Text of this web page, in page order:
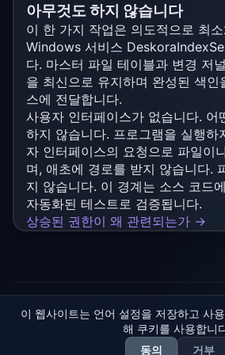
이 웹사이트는 언어 설정을 저장하고 사
해 쿠키를 사용합니
동의 거부
아무것도 하지 않습니다
이 한 가지 작업은 의도적으로 최
Windows 서비스
다. 마스터 파일 테이블과 변경 저
을 최신으로 유지하며 완성된 색인
스에 전달합니다.
사용자 인터페이스가 없습니다. 어
하지 않습니다. 프로그램을 실행하
자 인터페이스의 요청으로 파일이
며, 애초에 경로를 받지 않습니다.
지 않습니다. 이 경계는 소스 코드
자동화된 테스트로 검증됩니다.
상승된 권한이 왜 관련되는가 →
© 2026 Deskora – Marc Schiller |임프린
이용 약관
모든 기사 및 가이드